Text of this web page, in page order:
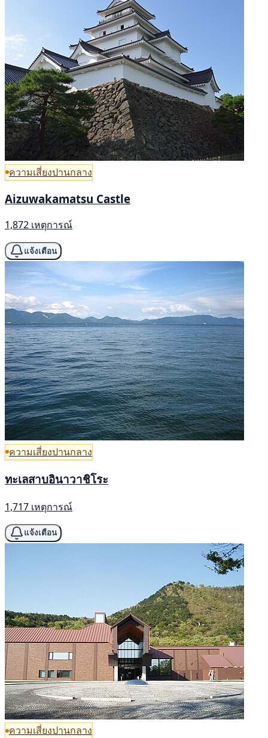
ความเสี่ยงปานกลาง
Aizuwakamatsu Castle
1,872 เหตุการณ์
แจ้งเตือน
ความเสี่ยงปานกลาง
ทะเลสาบอินาวาชิโระ
1,717 เหตุการณ์
แจ้งเตือน
ความเสี่ยงปานกลาง